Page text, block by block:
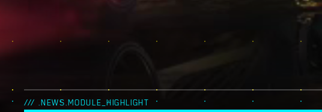
/// .NEWS.MODULE_HIGHLIGHT